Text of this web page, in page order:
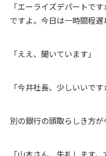
「エーライズデパートで
ですよ。今日は一時間程遅
「ええ、聞いています」
「今井社長、少しいいです
別の銀行の頭取らしき方が